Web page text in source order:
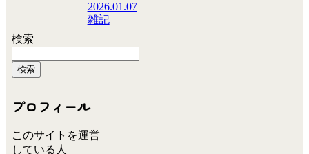
2026.01.07
雑記
検索
検索
プロフィール
このサイトを運営
している人